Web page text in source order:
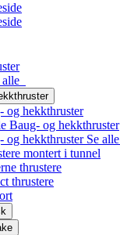
alle
og hekkthruster
Baug- og hekkthruster
og hekkthruster Se alle
montert i tunnel
thrustere
thrustere